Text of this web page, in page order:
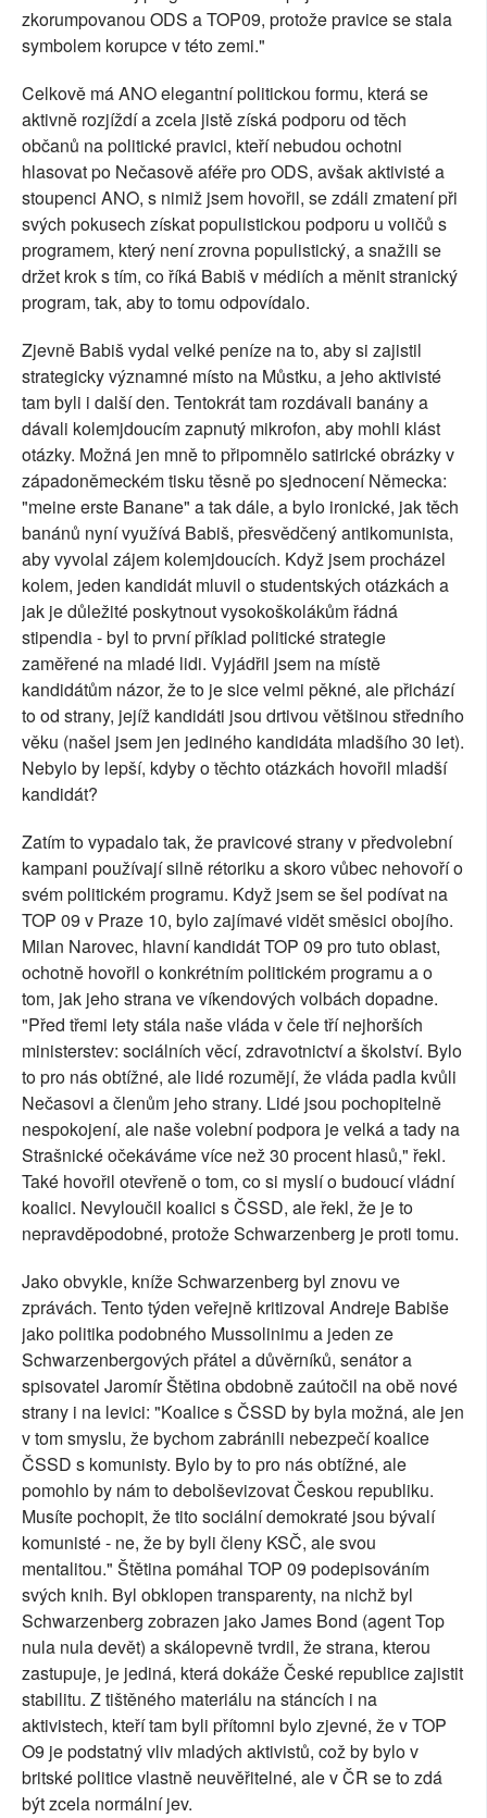
zkorumpovanou ODS a TOP09, protože pravice se stala
symbolem korupce v této zemi."
Celkově má ANO elegantní politickou formu, která se
aktivně rozjíždí a zcela jistě získá podporu od těch
občanů na politické pravici, kteří nebudou ochotni
hlasovat po Nečasově aféře pro ODS, avšak aktivisté a
stoupenci ANO, s nimiž jsem hovořil, se zdáli zmatení při
svých pokusech získat populistickou podporu u voličů s
programem, který není zrovna populistický, a snažili se
držet krok s tím, co říká Babiš v médiích a měnit stranický
program, tak, aby to tomu odpovídalo.
Zjevně Babiš vydal velké peníze na to, aby si zajistil
strategicky významné místo na Můstku, a jeho aktivisté
tam byli i další den. Tentokrát tam rozdávali banány a
dávali kolemjdoucím zapnutý mikrofon, aby mohli klást
otázky. Možná jen mně to připomnělo satirické obrázky v
západoněmeckém tisku těsně po sjednocení Německa:
"meine erste Banane" a tak dále, a bylo ironické, jak těch
banánů nyní využívá Babiš, přesvědčený antikomunista,
aby vyvolal zájem kolemjdoucích. Když jsem procházel
kolem, jeden kandidát mluvil o studentských otázkách a
jak je důležité poskytnout vysokoškolákům řádná
stipendia - byl to první příklad politické strategie
zaměřené na mladé lidi. Vyjádřil jsem na místě
kandidátům názor, že to je sice velmi pěkné, ale přichází
to od strany, jejíž kandidáti jsou drtivou většinou středního
věku (našel jsem jen jediného kandidáta mladšího 30 let).
Nebylo by lepší, kdyby o těchto otázkách hovořil mladší
kandidát?
Zatím to vypadalo tak, že pravicové strany v předvolební
kampani používají silně rétoriku a skoro vůbec nehovoří o
svém politickém programu. Když jsem se šel podívat na
TOP 09 v Praze 10, bylo zajímavé vidět směsici obojího.
Milan Narovec, hlavní kandidát TOP 09 pro tuto oblast,
ochotně hovořil o konkrétním politickém programu a o
tom, jak jeho strana ve víkendových volbách dopadne.
"Před třemi lety stála naše vláda v čele tří nejhorších
ministerstev: sociálních věcí, zdravotnictví a školství. Bylo
to pro nás obtížné, ale lidé rozumějí, že vláda padla kvůli
Nečasovi a členům jeho strany. Lidé jsou pochopitelně
nespokojení, ale naše volební podpora je velká a tady na
Strašnické očekáváme více než 30 procent hlasů," řekl.
Také hovořil otevřeně o tom, co si myslí o budoucí vládní
koalici. Nevyloučil koalici s ČSSD, ale řekl, že je to
nepravděpodobné, protože Schwarzenberg je proti tomu.
Jako obvykle, kníže Schwarzenberg byl znovu ve
zprávách. Tento týden veřejně kritizoval Andreje Babiše
jako politika podobného Mussolinimu a jeden ze
Schwarzenbergových přátel a důvěrníků, senátor a
spisovatel Jaromír Štětina obdobně zaútočil na obě nové
strany i na levici: "Koalice s ČSSD by byla možná, ale jen
v tom smyslu, že bychom zabránili nebezpečí koalice
ČSSD s komunisty. Bylo by to pro nás obtížné, ale
pomohlo by nám to debolševizovat Českou republiku.
Musíte pochopit, že tito sociální demokraté jsou bývalí
komunisté - ne, že by byli členy KSČ, ale svou
mentalitou." Štětina pomáhal TOP 09 podepisováním
svých knih. Byl obklopen transparenty, na nichž byl
Schwarzenberg zobrazen jako James Bond (agent Top
nula nula devět) a skálopevně tvrdil, že strana, kterou
zastupuje, je jediná, která dokáže České republice zajistit
stabilitu. Z tištěného materiálu na stáncích i na
aktivistech, kteří tam byli přítomni bylo zjevné, že v TOP
O9 je podstatný vliv mladých aktivistů, což by bylo v
britské politice vlastně neuvěřitelné, ale v ČR se to zdá
být zcela normální jev.